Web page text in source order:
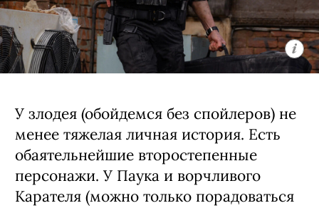
У злодея (обойдемся без спойлеров) не
менее тяжелая личная история. Есть
обаятельнейшие второстепенные
персонажи. У Паука и ворчливого
Карателя (можно только порадоваться